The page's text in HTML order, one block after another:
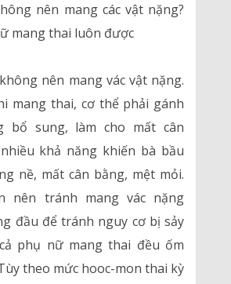
nên mang các vật nặng?
mang thai luôn được
nên mang vác vật nặng.
mang thai, cơ thể phải gánh
bổ sung, làm cho mất cân
khả năng khiến bà bầu
nề, mất cân bằng, mệt mỏi.
nên tránh mang vác nặng
đầu để tránh nguy cơ bị sảy
phụ nữ mang thai đều ốm
theo mức hooc-mon thai kỳ